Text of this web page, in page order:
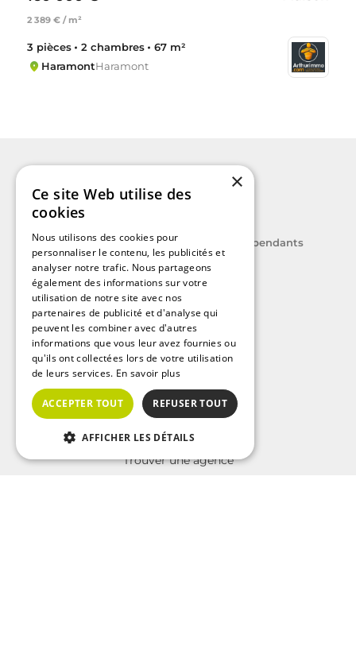
Afficher le n°
2 389 € / m²
3 pièces 2 chambres
67 m²
HaramontHaramont
Le label des agents immobiliers indépendants
A découvrir
Nos guides immobiliers
Immobilier sur Paris
Immobilier sur Marseille
Immobilier sur Lyon
A propos d'Interkab
Trouver une agence
×
Ce site Web utilise des
cookies
Nous utilisons des cookies pour
personnaliser le contenu, les publicités et
analyser notre trafic. Nous partageons
également des informations sur votre
utilisation de notre site avec nos
partenaires de publicité et d'analyse qui
peuvent les combiner avec d'autres
informations que vous leur avez fournies ou
qu'ils ont collectées lors de votre utilisation
de leurs services. En savoir plus
ACCEPTER TOUT REFUSER TOUT
AFFICHER LES DÉTAILS